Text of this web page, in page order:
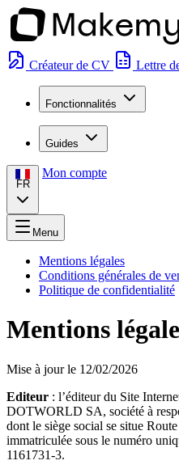
Créateur de CV Lettre
Fonctionnalités
Guides
FR
Mon compte
Menu
Mentions légales
Conditions générales de
Politique de confidentialité
Mentions
Mise à jour le 12/02/2026
Editeur : l’éditeur du Site
DOTWORLD SA, société à
dont le siège social se situe
immatriculée sous le numéro
1161731-3.